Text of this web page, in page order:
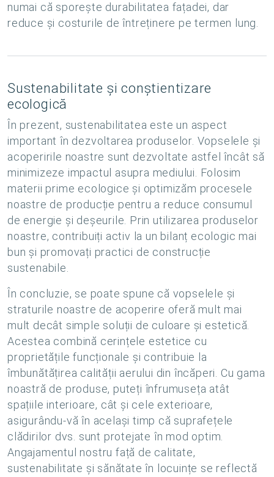
numai că sporește durabilitatea fațadei, dar
reduce și costurile de întreținere pe termen lung.
Sustenabilitate și conștientizare
ecologică
În prezent, sustenabilitatea este un aspect
important în dezvoltarea produselor. Vopselele și
acoperirile noastre sunt dezvoltate astfel încât să
minimizeze impactul asupra mediului. Folosim
materii prime ecologice și optimizăm procesele
noastre de producție pentru a reduce consumul
de energie și deșeurile. Prin utilizarea produselor
noastre, contribuiți activ la un bilanț ecologic mai
bun și promovați practici de construcție
sustenabile.
În concluzie, se poate spune că vopselele și
straturile noastre de acoperire oferă mult mai
mult decât simple soluții de culoare și estetică.
Acestea combină cerințele estetice cu
proprietățile funcționale și contribuie la
îmbunătățirea calității aerului din încăperi. Cu gama
noastră de produse, puteți înfrumuseța atât
spațiile interioare, cât și cele exterioare,
asigurându-vă în același timp că suprafețele
clădirilor dvs. sunt protejate în mod optim.
Angajamentul nostru față de calitate,
sustenabilitate și sănătate în locuințe se reflectă